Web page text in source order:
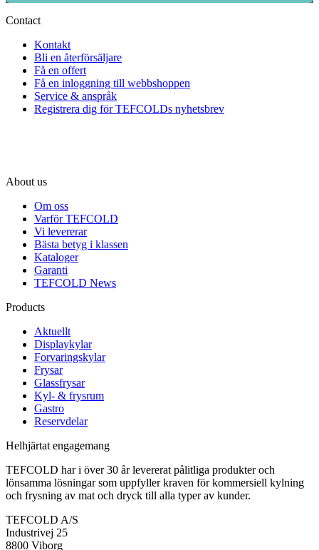
Contact
Kontakt
Bli en återförsäljare
Få en offert
Få en inloggning till webbshoppen
Service & anspråk
Registrera dig för TEFCOLDs nyhetsbrev
About us
Om oss
Varför TEFCOLD
Vi levererar
Bästa betyg i klassen
Kataloger
Garanti
TEFCOLD News
Products
Aktuellt
Displaykylar
Forvaringskylar
Frysar
Glassfrysar
Kyl- & frysrum
Gastro
Reservdelar
Helhjärtat engagemang
TEFCOLD har i över 30 år levererat pålitliga produkter och
lönsamma lösningar som uppfyller kraven för kommersiell kylning
och frysning av mat och dryck till alla typer av kunder.
TEFCOLD A/S
Industrivej 25
8800 Viborg